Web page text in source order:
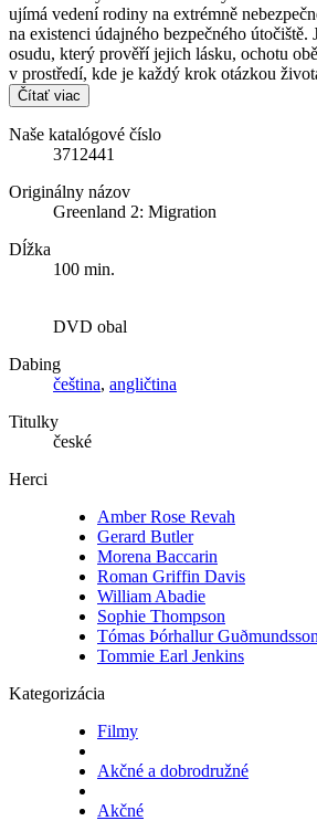
ujímá vedení rodiny na extrémně
na existenci údajného bezpečného útočiště.
osudu, který prověří jejich lásku, ochotu
v prostředí, kde je každý krok otázkou
Čítať viac
Naše katalógové číslo
3712441
Originálny názov
Greenland 2: Migration
Dĺžka
100 min.
DVD obal
Dabing
čeština, angličtina
Titulky
české
Herci
Amber Rose Revah
Gerard Butler
Morena Baccarin
Roman Griffin Davis
William Abadie
Sophie Thompson
Tómas Þórhallur Guðmundsson
Tommie Earl Jenkins
Kategorizácia
Filmy
Akčné a dobrodružné
Akčné